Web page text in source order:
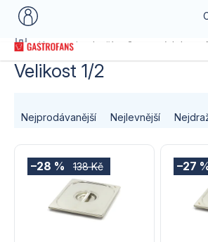
Přejít
Domů
Kategorie zboží Gastronádoby
Velikost 1/2
Nejprodávanější Nejlevnější
V
138 Kč
–28 % –27